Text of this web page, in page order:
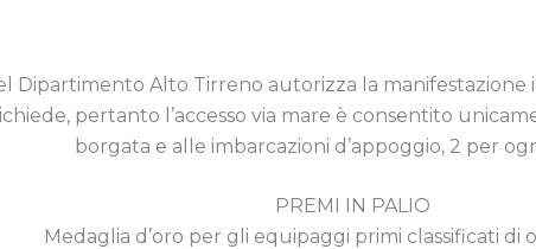
Dipartimento Alto Tirreno autorizza la
pertanto l’accesso via mare è consentito
borgata e alle imbarcazioni d’appoggio, 2 per
PREMI IN PALIO
Medaglia d’oro per gli equipaggi primi classificati di